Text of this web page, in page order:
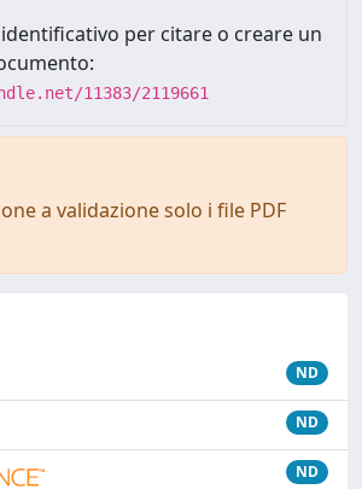
per citare o creare un
11383/2119661
a validazione solo i file PDF
ND
ND
ND